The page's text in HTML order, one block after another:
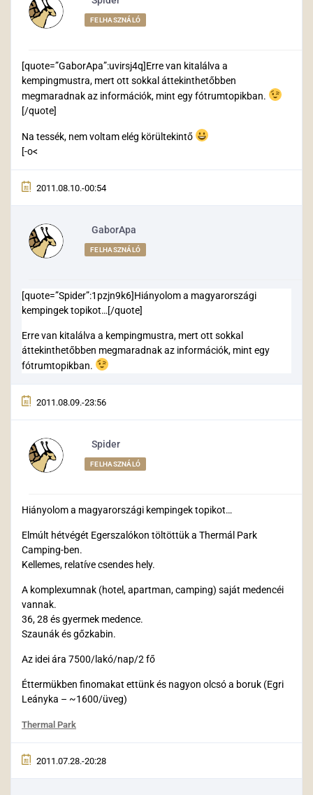
FELHASZNÁLÓ
[quote=”GaborApa”:uvirsj4q]Erre van kitalálva a
kempingmustra, mert ott sokkal áttekinthetőbben
megmaradnak az információk, mint egy fótrumtopikban.
[/quote]
Na tessék, nem voltam elég körültekintő
[-o<
2011.08.10.-00:54
GaborApa
FELHASZNÁLÓ
[quote=”Spider”:1pzjn9k6]Hiányolom a magyarországi
kempingek topikot…[/quote]
Erre van kitalálva a kempingmustra, mert ott sokkal
áttekinthetőbben megmaradnak az információk, mint egy
fótrumtopikban.
2011.08.09.-23:56
Spider
FELHASZNÁLÓ
Hiányolom a magyarországi kempingek topikot…
Elmúlt hétvégét Egerszalókon töltöttük a Thermál Park
Camping-ben.
Kellemes, relatíve csendes hely.
A komplexumnak (hotel, apartman, camping) saját medencéi
vannak.
36, 28 és gyermek medence.
Szaunák és gőzkabin.
Az idei ára 7500/lakó/nap/2 fő
Éttermükben finomakat ettünk és nagyon olcsó a boruk (Egri
Leányka – ~1600/üveg)
Thermal Park
2011.07.28.-20:28